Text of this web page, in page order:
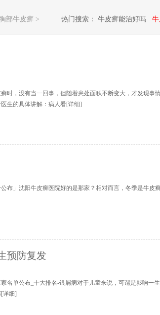
胸部牛皮癣 > 热门搜索： 牛皮癣能治好吗
时，没有当一回事，但随着患处面积不断变大，才发现事
生的具体讲解：病人看[详细]
布」沈阳牛皮癣医院好的是那家？相对而言，冬季是牛皮
预防复发
名单公布_十大排名-银屑病对于儿童来说，可谓是影响一
[详细]